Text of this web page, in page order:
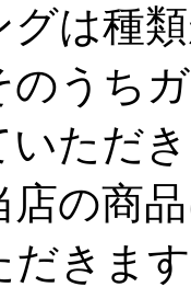
グは種
のうち
いただ
店の商
だきま